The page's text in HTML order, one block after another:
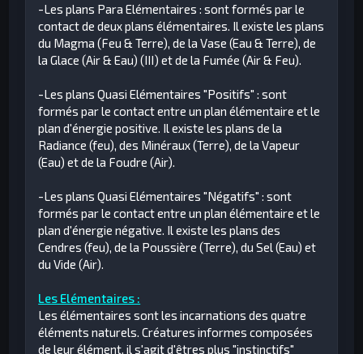
-Les plans Para Elémentaires : sont formés par le
contact de deux plans élémentaires. Il existe les plans
du Magma (Feu & Terre), de la Vase (Eau & Terre), de
la Glace (Air & Eau) (III) et de la Fumée (Air & Feu).
-Les plans Quasi Elémentaires "Positifs" : sont
formés par le contact entre un plan élémentaire et le
plan d'énergie positive. Il existe les plans de la
Radiance (feu), des Minéraux (Terre), de la Vapeur
(Eau) et de la Foudre (Air).
-Les plans Quasi Elémentaires "Négatifs" : sont
formés par le contact entre un plan élémentaire et le
plan d'énergie négative. Il existe les plans des
Cendres (feu), de la Poussière (Terre), du Sel (Eau) et
du Vide (Air).
Les Elémentaires :
Les élémentaires sont les incarnations des quatre
éléments naturels. Créatures informes composées
de leur élément, il s'agit d'êtres plus "instinctifs"